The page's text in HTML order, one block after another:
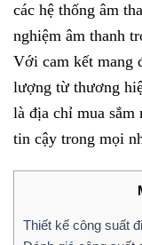
các hệ thống âm
nghiệm âm thanh
Với cam kết mang
lượng từ thương
là địa chỉ mua sắm
tin cậy trong mọi
Thiết kế công suất